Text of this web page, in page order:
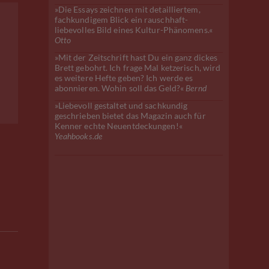
»Die Essays zeichnen mit detailliertem,
fachkundigem Blick ein rauschhaft-
liebevolles Bild eines Kultur-Phänomens.«
Otto
»Mit der Zeitschrift hast Du ein ganz dickes
Brett gebohrt. Ich frage Mal ketzerisch, wird
es weitere Hefte geben? Ich werde es
abonnieren. Wohin soll das Geld?« Bernd
»Liebevoll gestaltet und sachkundig
geschrieben bietet das Magazin auch für
Kenner echte Neuentdeckungen!«
Yeahbooks.de